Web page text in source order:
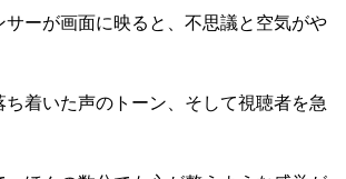
サーが画面に映ると、不思議と空気がや
着いた声のトーン、そして視聴者を急